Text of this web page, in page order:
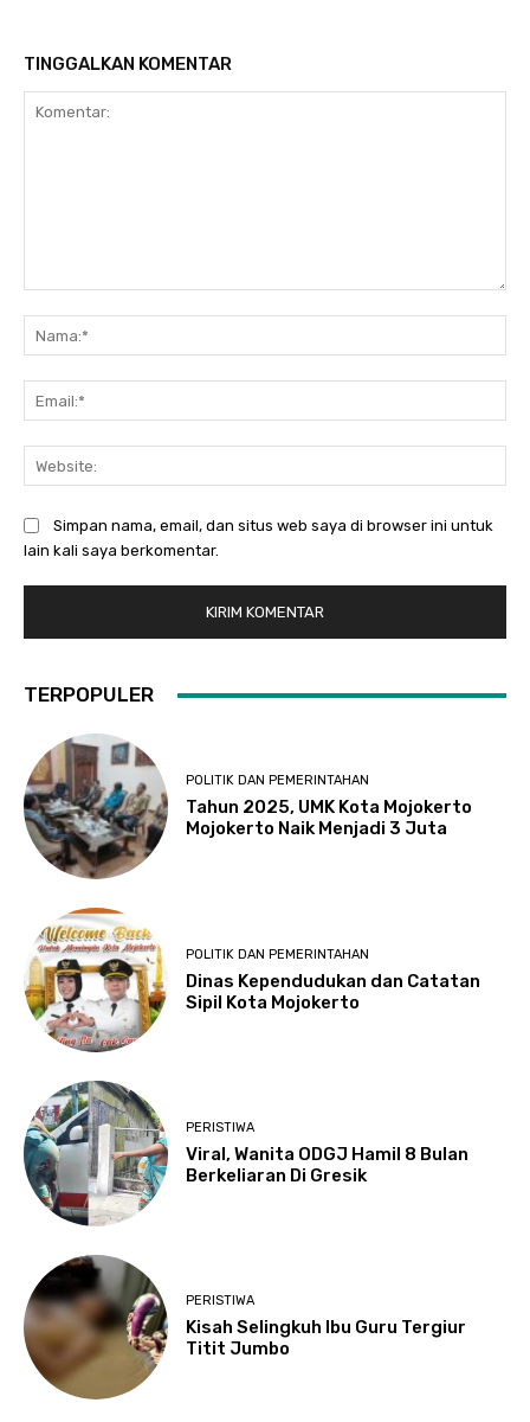
TINGGALKAN KOMENTAR
Simpan nama, email, dan situs web saya di browser ini untuk
lain kali saya berkomentar.
TERPOPULER
POLITIK DAN PEMERINTAHAN
Tahun 2025, UMK Kota Mojokerto
Mojokerto Naik Menjadi 3 Juta
POLITIK DAN PEMERINTAHAN
Dinas Kependudukan dan Catatan
Sipil Kota Mojokerto
PERISTIWA
Viral, Wanita ODGJ Hamil 8 Bulan
Berkeliaran Di Gresik
PERISTIWA
Kisah Selingkuh Ibu Guru Tergiur
Titit Jumbo